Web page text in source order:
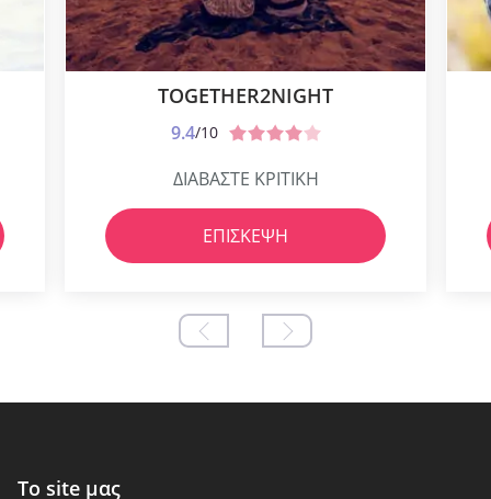
TOGETHER2NIGHT
9.4/10
ΔΙΑΒΑΣΤΕ ΚΡΙΤΙΚΗ
ΕΠΊΣΚΕΨΗ
Το site μας